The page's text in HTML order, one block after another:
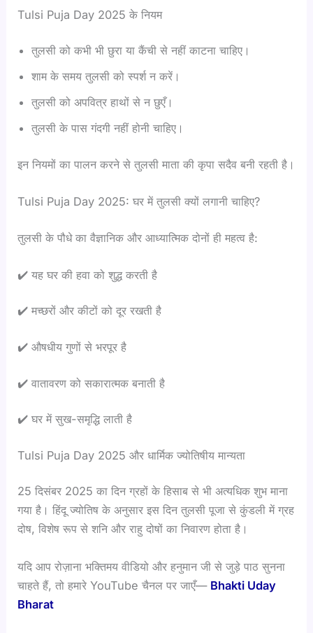
Tulsi Puja Day 2025 के नियम
तुलसी को कभी भी छुरा या कैंची से नहीं काटना चाहिए।
शाम के समय तुलसी को स्पर्श न करें।
तुलसी को अपवित्र हाथों से न छुएँ।
तुलसी के पास गंदगी नहीं होनी चाहिए।
इन नियमों का पालन करने से तुलसी माता की कृपा सदैव बनी रहती है।
Tulsi Puja Day 2025: घर में तुलसी क्यों लगानी चाहिए?
तुलसी के पौधे का वैज्ञानिक और आध्यात्मिक दोनों ही महत्व है:
✔️ यह घर की हवा को शुद्ध करती है
✔️ मच्छरों और कीटों को दूर रखती है
✔️ औषधीय गुणों से भरपूर है
✔️ वातावरण को सकारात्मक बनाती है
✔️ घर में सुख-समृद्धि लाती है
Tulsi Puja Day 2025 और धार्मिक ज्योतिषीय मान्यता
25 दिसंबर 2025 का दिन ग्रहों के हिसाब से भी अत्यधिक शुभ माना
गया है। हिंदू ज्योतिष के अनुसार इस दिन तुलसी पूजा से कुंडली में ग्रह
दोष, विशेष रूप से शनि और राहु दोषों का निवारण होता है।
यदि आप रोज़ाना भक्तिमय वीडियो और हनुमान जी से जुड़े पाठ सुनना
चाहते हैं, तो हमारे YouTube चैनल पर जाएँ— Bhakti Uday
Bharat